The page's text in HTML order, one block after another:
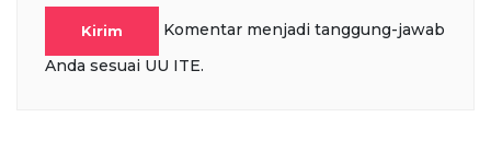
Kirim
Komentar menjadi tanggung-jawab
Anda sesuai UU ITE.